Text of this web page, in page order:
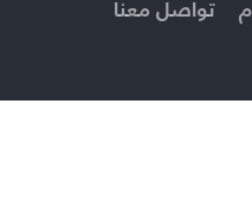
تواصل معنا